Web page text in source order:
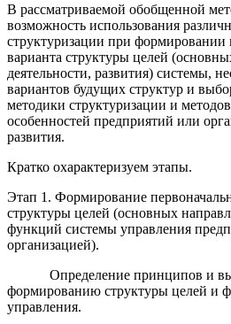
В рассматриваемой обобщенной
возможность использования
структуризации при формировании
варианта структуры целей
деятельности, развития) системы,
вариантов будущих структур и
методики структуризации и
особенностей предприятий или
развития.
Кратко охарактеризуем этапы.
Этап 1. Формирование
структуры целей (основных
функций системы управления
организацией).
Определение принципов и
формированию структуры целей и
управления.